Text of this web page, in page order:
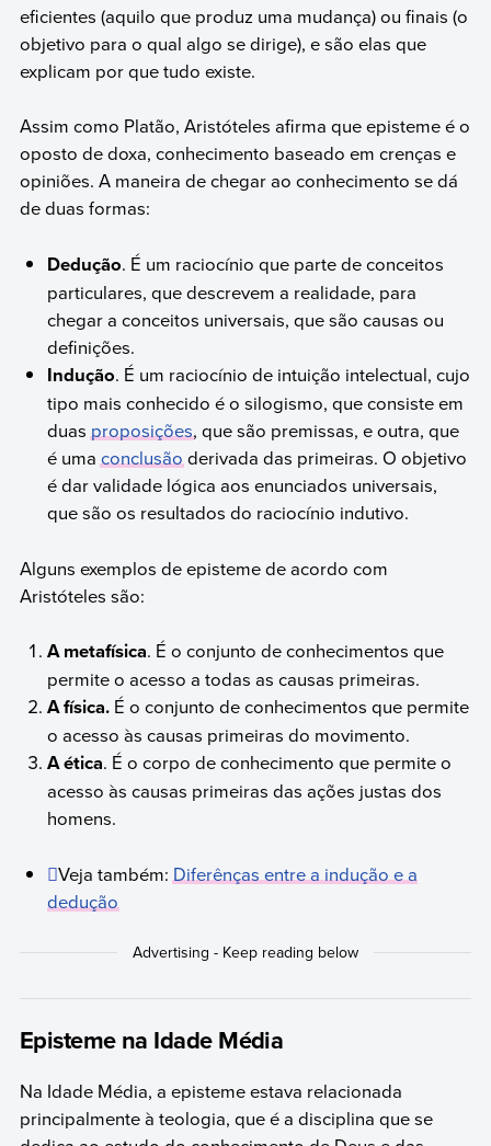
eficientes (aquilo que produz uma mudança) ou finais (o
objetivo para o qual algo se dirige), e são elas que
explicam por que tudo existe.
Assim como Platão, Aristóteles afirma que episteme é o
oposto de doxa, conhecimento baseado em crenças e
opiniões. A maneira de chegar ao conhecimento se dá
de duas formas:
Dedução. É um raciocínio que parte de conceitos
particulares, que descrevem a realidade, para
chegar a conceitos universais, que são causas ou
definições.
Indução. É um raciocínio de intuição intelectual, cujo
tipo mais conhecido é o silogismo, que consiste em
duasproposições, que são premissas, e outra, que
é umaconclusãoderivada das primeiras. O objetivo
é dar validade lógica aos enunciados universais,
que são os resultados do raciocínio indutivo.
Alguns exemplos de episteme de acordo com
Aristóteles são:
A metafísica. É o conjunto de conhecimentos que
permite o acesso a todas as causas primeiras.
A física. É o conjunto de conhecimentos que permite
o acesso às causas primeiras do movimento.
A ética. É o corpo de conhecimento que permite o
acesso às causas primeiras das ações justas dos
homens.
Veja também: Diferênças entre a indução e a
dedução
Episteme na Idade Média
Na Idade Média, a episteme estava relacionada
principalmente à teologia, que é a disciplina que se